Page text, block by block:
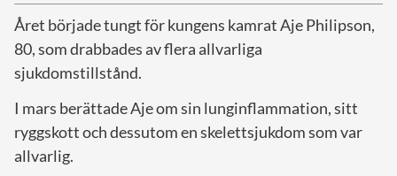
Året började tungt för kungens kamrat Aje Philipson,
80, som drabbades av flera allvarliga
sjukdomstillstånd.
I mars berättade Aje om sin lunginflammation, sitt
ryggskott och dessutom en skelettsjukdom som var
allvarlig.